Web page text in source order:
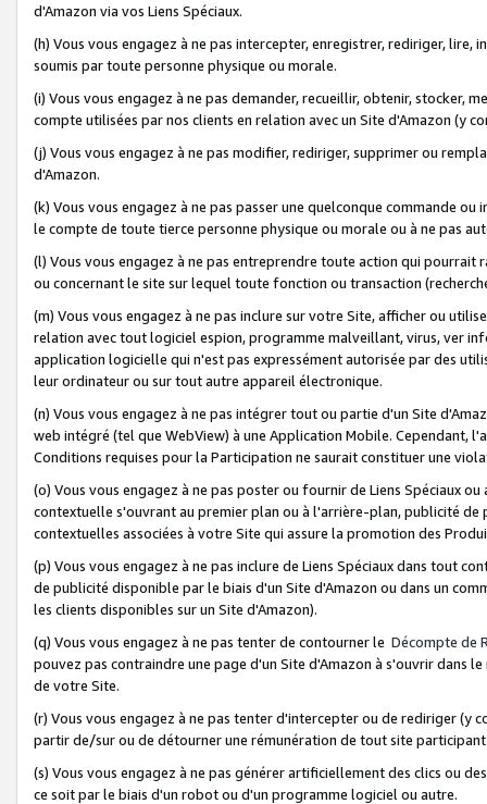
d'Amazon via vos Liens Spéciaux.
(h) Vous vous engagez à ne pas intercepter, enregistrer, rediriger,
soumis par toute personne physique ou morale.
(i) Vous vous engagez à ne pas demander, recueillir, obtenir, stocker,
compte utilisées par nos clients en relation avec un Site d'Amazon (y
(j) Vous vous engagez à ne pas modifier, rediriger, supprimer ou
d'Amazon.
(k) Vous vous engagez à ne pas passer une quelconque commande
le compte de toute tierce personne physique ou morale ou à ne pas
(l) Vous vous engagez à ne pas entreprendre toute action qui
ou concernant le site sur lequel toute fonction ou transaction
(m) Vous vous engagez à ne pas inclure sur votre Site, afficher ou
relation avec tout logiciel espion, programme malveillant, virus, ver
application logicielle qui n'est pas expressément autorisée par des
leur ordinateur ou sur tout autre appareil électronique.
(n) Vous vous engagez à ne pas intégrer tout ou partie d'un Site
web intégré (tel que WebView) à une Application Mobile. Cependant,
Conditions requises pour la Participation ne saurait constituer une
(o) Vous vous engagez à ne pas poster ou fournir de Liens Spéciaux
contextuelle s'ouvrant au premier plan ou à l'arrière-plan, publicité
contextuelles associées à votre Site qui assure la promotion des
(p) Vous vous engagez à ne pas inclure de Liens Spéciaux dans tout
de publicité disponible par le biais d'un Site d'Amazon ou dans un
les clients disponibles sur un Site d'Amazon).
(q) Vous vous engagez à ne pas tenter de contourner le Décompte de
pouvez pas contraindre une page d'un Site d'Amazon à s'ouvrir dans
de votre Site.
(r) Vous vous engagez à ne pas tenter d'intercepter ou de rediriger
partir de/sur ou de détourner une rémunération de tout site
(s) Vous vous engagez à ne pas générer artificiellement des clics ou
ce soit par le biais d'un robot ou d'un programme logiciel ou autre.